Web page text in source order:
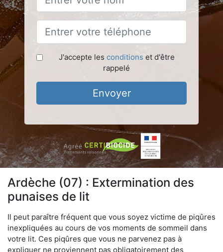
J'accepte les conditions et d'être
rappelé
Envoyer
Ardèche (07) : Extermination des
punaises de lit
Il peut paraître fréquent que vous soyez victime de piqûres
inexpliquées au cours de vos moments de sommeil dans
votre lit. Ces piqûres que vous ne parvenez pas à
expliquer ne proviennent pas obligatoirement des